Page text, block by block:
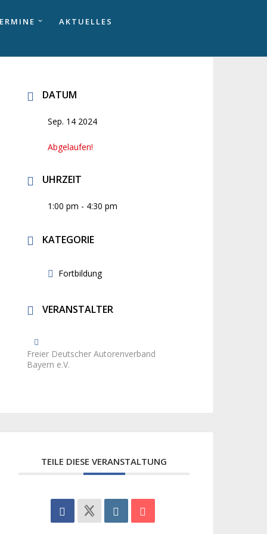
AKTUELLES
DATUM
Sep. 14 2024
Abgelaufen!
UHRZEIT
1:00 pm - 4:30 pm
KATEGORIE
Fortbildung
VERANSTALTER
Freier Deutscher Autorenverband
Bayern e.V.
TEILE DIESE VERANSTALTUNG